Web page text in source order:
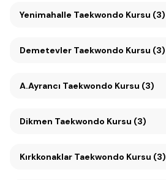
Yenimahalle Taekwondo Kursu (3)
Demetevler Taekwondo Kursu (3)
A.Ayrancı Taekwondo Kursu (3)
Dikmen Taekwondo Kursu (3)
Kırkkonaklar Taekwondo Kursu (3)